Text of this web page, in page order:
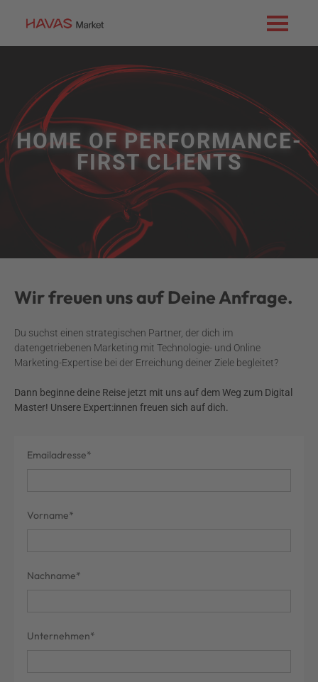
HOME OF PERFORMANCE-
FIRST CLIENTS
Wir freuen uns auf Deine Anfrage.
Du suchst einen strategischen Partner, der dich im
datengetriebenen Marketing mit Technologie- und Online
Marketing-Expertise bei der Erreichung deiner Ziele begleitet?
Dann beginne deine Reise jetzt mit uns auf dem Weg zum Digital
Master! Unsere Expert:innen freuen sich auf dich.
Agreement
Emailadresse*
Vorname*
Nachname*
Unternehmen*